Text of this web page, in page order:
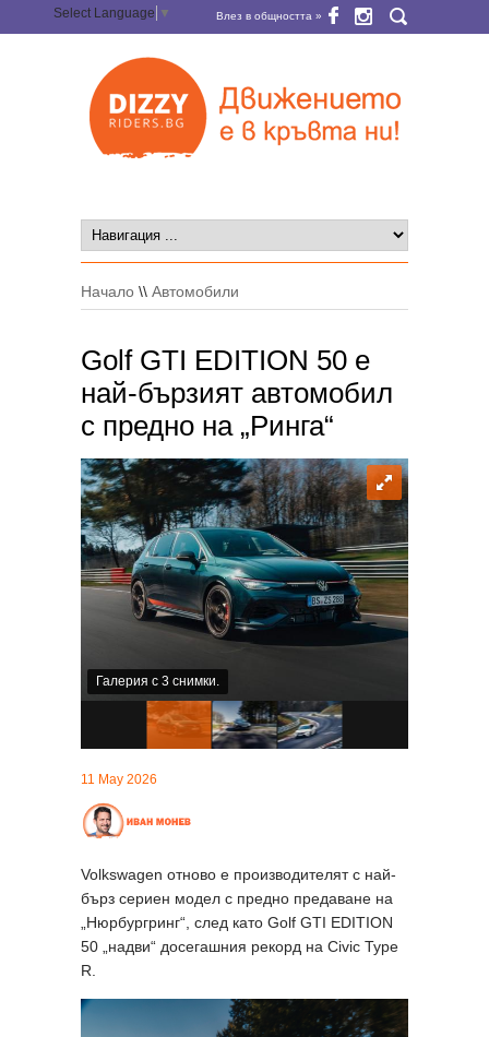
Select Language ▼ Влез в общността »
Начало \\ Автомобили
Golf GTI EDITION 50 е
най-бързият автомобил
с предно на „Ринга“
Галерия с 3 снимки.
11 May 2026
Volkswagen отново е производителят с най-
бърз сериен модел с предно предаване на
„Нюрбургринг“, след като Golf GTI EDITION
50 „надви“ досегашния рекорд на Civic Type
R.